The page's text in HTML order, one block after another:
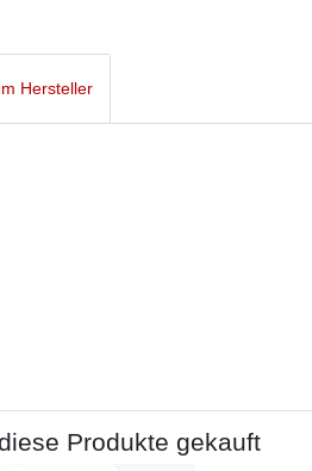
Hersteller
Produkte gekauft